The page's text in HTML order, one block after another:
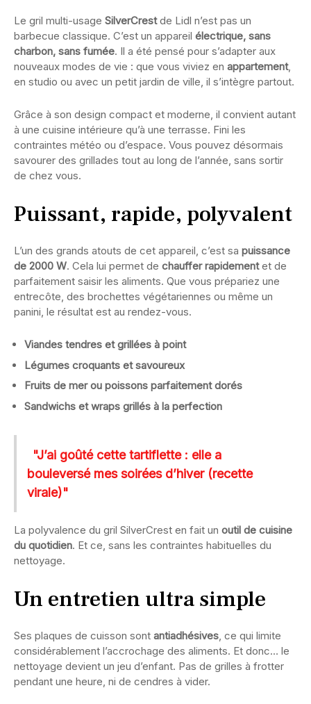
Le gril multi-usage SilverCrestde Lidl n’est pas un
barbecue classique. C’est un appareil électrique, sans
charbon, sans fumée. Il a été pensé pour s’adapter aux
nouveaux modes de vie : que vous viviez en appartement,
en studio ou avec un petit jardin de ville, il s’intègre partout.
Grâce à son design compact et moderne, il convient autant
à une cuisine intérieure qu’à une terrasse. Fini les
contraintes météo ou d’espace. Vous pouvez désormais
savourer des grillades tout au long de l’année, sans sortir
de chez vous.
Puissant, rapide, polyvalent
L’un des grands atouts de cet appareil, c’est sa puissance
de 2000 W. Cela lui permet de chauffer rapidementet de
parfaitement saisir les aliments. Que vous prépariez une
entrecôte, des brochettes végétariennes ou même un
panini, le résultat est au rendez-vous.
Viandes tendres et grillées à point
Légumes croquants et savoureux
Fruits de mer ou poissons parfaitement dorés
Sandwichs et wraps grillés à la perfection
"J’ai goûté cette tartiflette : elle a
bouleversé mes soirées d’hiver (recette
virale)"
La polyvalence du gril SilverCrest en fait un outil de cuisine
du quotidien. Et ce, sans les contraintes habituelles du
nettoyage.
Un entretien ultra simple
Ses plaques de cuisson sont antiadhésives , ce qui limite
considérablement l’accrochage des aliments. Et donc… le
nettoyage devient un jeu d’enfant. Pas de grilles à frotter
pendant une heure, ni de cendres à vider.